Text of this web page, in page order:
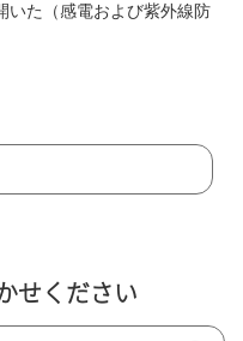
いた（感電および紫外線防
せください